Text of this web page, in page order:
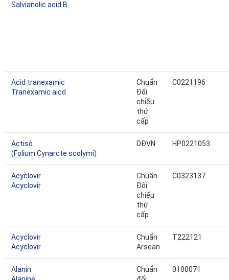
Salvianolic acid B
Acid tranexamic
Tranexamic aicd
Chuẩn
Đối
chiếu
thứ
cấp
C0221196
Actisô
(Folium Cynarcte scolymi)
DĐVN HP0221053
Acyclovir
Acyclovir
Chuẩn
Đối
chiếu
thứ
cấp
C0323137
Acyclovir
Acyclovir
Chuẩn
Arsean
T222121
Alanin
Chuẩn
0100071